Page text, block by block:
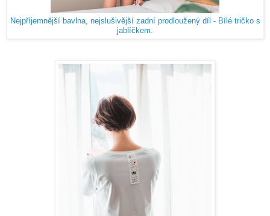
Nejpříjemnější bavlna, nejslušivější zadní prodloužený díl - Bílé tričko s
jablíčkem.